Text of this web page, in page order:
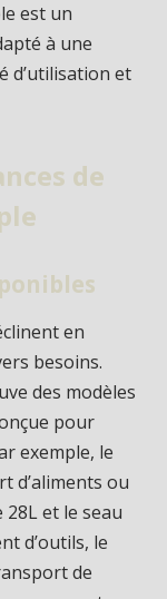
est un
à une
d’utilisation et
de
en
besoins.
des modèles
pour
exemple, le
d’aliments ou
et le seau
d’outils, le
de